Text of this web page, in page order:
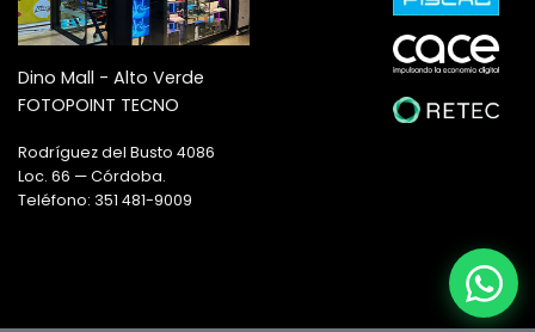
Dino Mall - Alto Verde
FOTOPOINT TECNO
Rodríguez del Busto 4086
Loc. 66 — Córdoba.
Teléfono: 351 481-9009